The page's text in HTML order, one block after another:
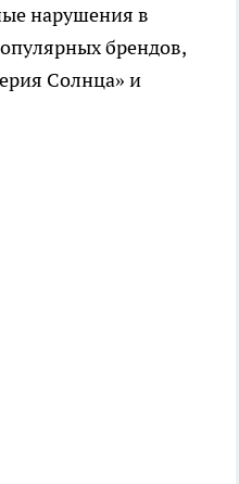
нарушения в
брендов,
Солнца» и